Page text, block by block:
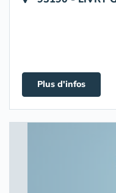
Plus d'infos